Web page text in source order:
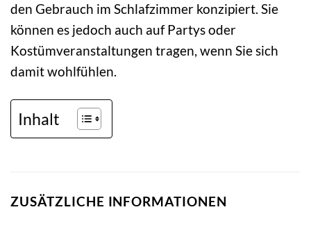
den Gebrauch im Schlafzimmer konzipiert. Sie
können es jedoch auch auf Partys oder
Kostümveranstaltungen tragen, wenn Sie sich
damit wohlfühlen.
Inhalt
ZUSÄTZLICHE INFORMATIONEN